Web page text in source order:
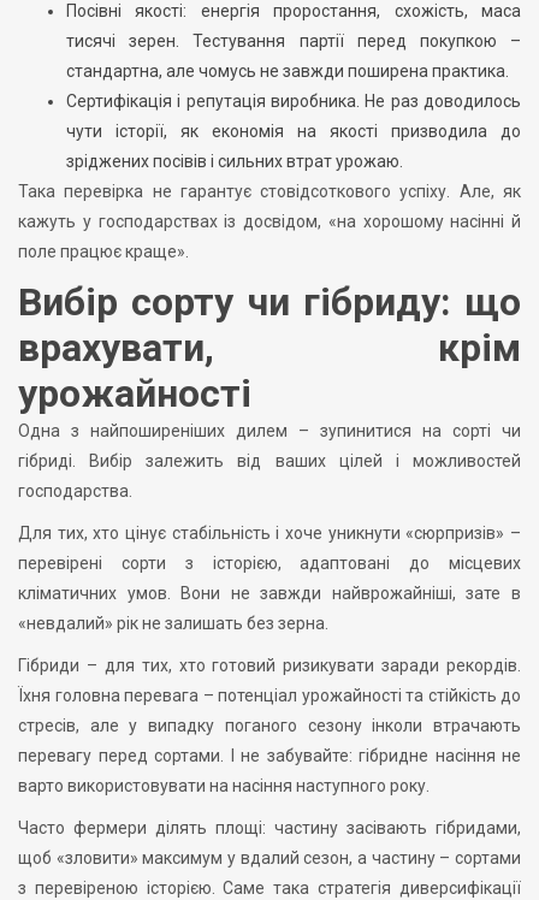
Посівні якості: енергія проростання, схожість, маса
тисячі зерен. Тестування партії перед покупкою –
стандартна, але чомусь не завжди поширена практика.
Сертифікація і репутація виробника. Не раз доводилось
чути історії, як економія на якості призводила до
зріджених посівів і сильних втрат урожаю.
Така перевірка не гарантує стовідсоткового успіху. Але, як
кажуть у господарствах із досвідом, «на хорошому насінні й
поле працює краще».
Вибір сорту чи гібриду: що
врахувати, крім
урожайності
Одна з найпоширеніших дилем – зупинитися на сорті чи
гібриді. Вибір залежить від ваших цілей і можливостей
господарства.
Для тих, хто цінує стабільність і хоче уникнути «сюрпризів» –
перевірені сорти з історією, адаптовані до місцевих
кліматичних умов. Вони не завжди найврожайніші, зате в
«невдалий» рік не залишать без зерна.
Гібриди – для тих, хто готовий ризикувати заради рекордів.
Їхня головна перевага – потенціал урожайності та стійкість до
стресів, але у випадку поганого сезону інколи втрачають
перевагу перед сортами. І не забувайте: гібридне насіння не
варто використовувати на насіння наступного року.
Часто фермери ділять площі: частину засівають гібридами,
щоб «зловити» максимум у вдалий сезон, а частину – сортами
з перевіреною історією. Саме така стратегія диверсифікації